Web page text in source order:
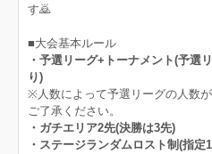
す🙇‍
■大会基本ルール
・予選リーグ+トーナメント(予選
り)
※人数によって予選リーグの人数
ご了承ください。
・ガチエリア2先(決勝は3先)
・ステージランダムロスト制(指定